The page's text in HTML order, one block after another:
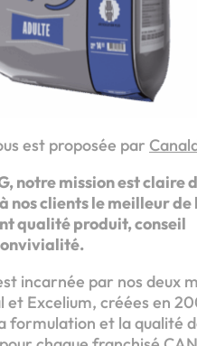
est proposée par
notre mission est claire
nos clients le meilleur
qualité produit, conseil
incarnée par nos deux
et Excelium, créées en
formulation et la qualité